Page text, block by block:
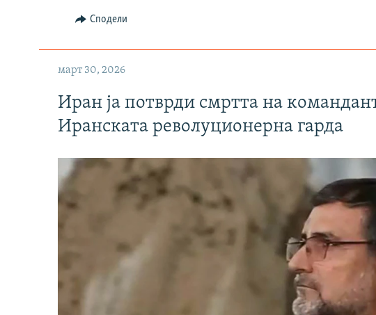
Сподели
март 30, 2026
Иран ја потврди смртта на
Иранската револуционерна гарда